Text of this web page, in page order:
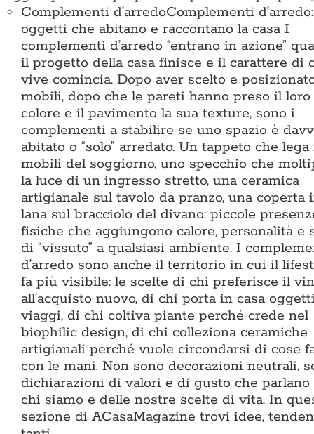
Complementi d’arredoComplementi
oggetti che abitano e raccontano la casa I
complementi d’arredo “entrano in azione”
il progetto della casa finisce e il carattere di
vive comincia. Dopo aver scelto e
mobili, dopo che le pareti hanno preso il loro
colore e il pavimento la sua texture, sono i
complementi a stabilire se uno spazio è
abitato o “solo” arredato. Un tappeto che lega
mobili del soggiorno, uno specchio che
la luce di un ingresso stretto, una ceramica
artigianale sul tavolo da pranzo, una coperta
lana sul bracciolo del divano: piccole
fisiche che aggiungono calore, personalità e
di “vissuto” a qualsiasi ambiente. I
d’arredo sono anche il territorio in cui il
fa più visibile: le scelte di chi preferisce il
all’acquisto nuovo, di chi porta in casa
viaggi, di chi coltiva piante perché crede nel
biophilic design, di chi colleziona ceramiche
artigianali perché vuole circondarsi di cose
con le mani. Non sono decorazioni neutrali,
dichiarazioni di valori e di gusto che
chi siamo e delle nostre scelte di vita. In
sezione di ACasaMagazine trovi idee,